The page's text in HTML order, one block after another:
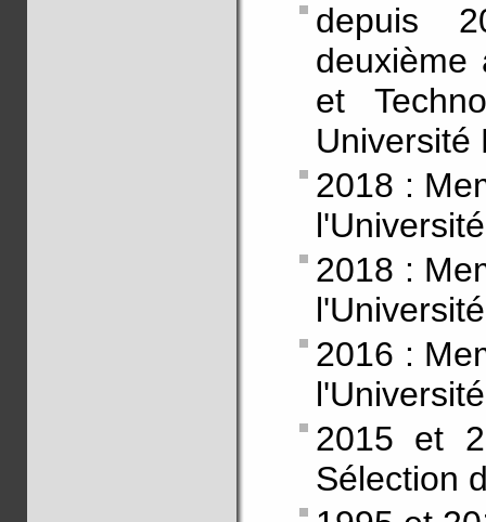
depuis
deuxième
et
Université
2018 :
2018 :
2016 :
2015 et
Sélection